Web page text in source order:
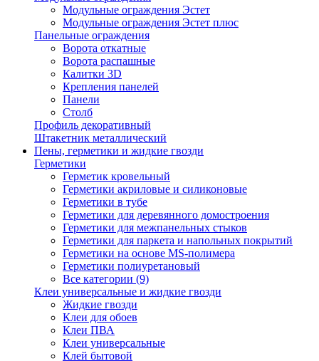
Модульные ограждения Эстет
Модульные ограждения Эстет плюс
Панельные ограждения
Ворота откатные
Ворота распашные
Калитки 3D
Крепления панелей
Панели
Столб
Профиль декоративный
Штакетник металлический
Пены, герметики и жидкие гвозди
Герметики
Герметик кровельный
Герметики акриловые и силиконовые
Герметики в тубе
Герметики для деревянного домостроения
Герметики для межпанельных стыков
Герметики для паркета и напольных покрытий
Герметики на основе MS-полимера
Герметики полиуретановый
Все категории (9)
Клеи универсальные и жидкие гвозди
Жидкие гвозди
Клеи для обоев
Клеи ПВА
Клеи универсальные
Клей бытовой